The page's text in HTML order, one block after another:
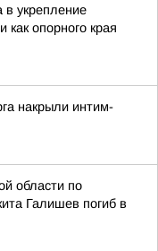
в укрепление
как опорного края
накрыли интим-
области по
Галишев погиб в